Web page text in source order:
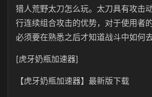
猎人荒野太刀怎么玩。太刀具有攻击
行连续组合攻击的优势，对于使用者
必须要在熟悉之后才知道战斗中如何去
[虎牙奶瓶加速器]
【虎牙奶瓶加速器】最新版下载